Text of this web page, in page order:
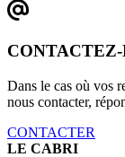
CONTACTEZ-
Dans le cas où vos
nous contacter,
CONTACTER
LE CABRI